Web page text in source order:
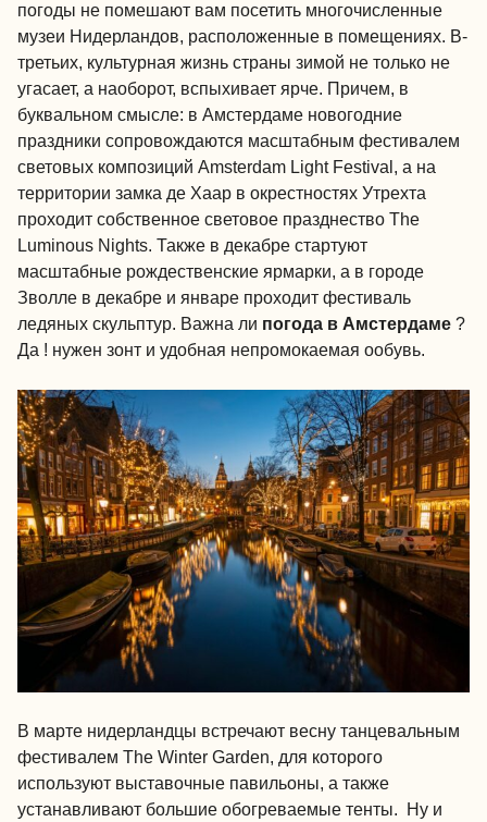
погоды не помешают вам посетить многочисленные
музеи Нидерландов, расположенные в помещениях. В-
третьих, культурная жизнь страны зимой не только не
угасает, а наоборот, вспыхивает ярче. Причем, в
буквальном смысле: в Амстердаме новогодние
праздники сопровождаются масштабным фестивалем
световых композиций Amsterdam Light Festival, а на
территории замка де Хаар в окрестностях Утрехта
проходит собственное световое празднество The
Luminous Nights. Также в декабре стартуют
масштабные рождественские ярмарки, а в городе
Зволле в декабре и январе проходит фестиваль
ледяных скульптур. Важна ли погода в Амстердаме ?
Да ! нужен зонт и удобная непромокаемая ообувь.
В марте нидерландцы встречают весну танцевальным
фестивалем The Winter Garden, для которого
используют выставочные павильоны, а также
устанавливают большие обогреваемые тенты. Ну и